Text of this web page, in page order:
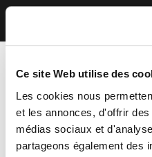
Ce site Web utilise des
Les cookies nous
et les annonces, d'offrir
médias sociaux et
partageons également des